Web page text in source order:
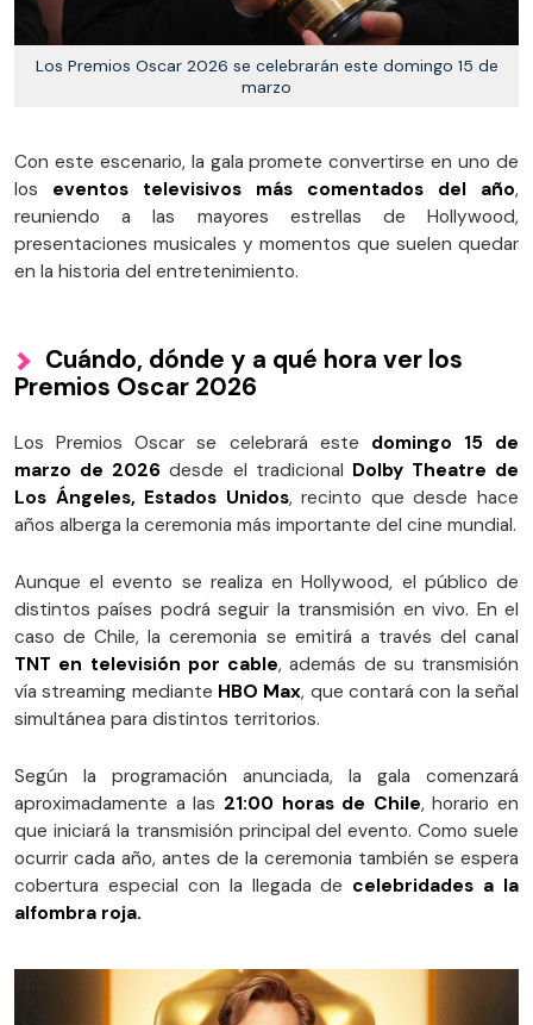
Los Premios Oscar 2026 se celebrarán este domingo 15 de
marzo
Con este escenario, la gala promete convertirse en uno de
los eventos televisivos más comentados del año,
reuniendo a las mayores estrellas de Hollywood,
presentaciones musicales y momentos que suelen quedar
en la historia del entretenimiento.
Cuándo, dónde y a qué hora ver los
Premios Oscar 2026
Los Premios Oscar se celebrará este domingo 15 de
marzo de 2026 desde el tradicional Dolby Theatre de
Los Ángeles, Estados Unidos, recinto que desde hace
años alberga la ceremonia más importante del cine mundial.
Aunque el evento se realiza en Hollywood, el público de
distintos países podrá seguir la transmisión en vivo. En el
caso de Chile, la ceremonia se emitirá a través del canal
TNT en televisión por cable, además de su transmisión
vía streaming mediante HBO Max, que contará con la señal
simultánea para distintos territorios.
Según la programación anunciada, la gala comenzará
aproximadamente a las 21:00 horas de Chile, horario en
que iniciará la transmisión principal del evento. Como suele
ocurrir cada año, antes de la ceremonia también se espera
cobertura especial con la llegada de celebridades a la
alfombra roja.